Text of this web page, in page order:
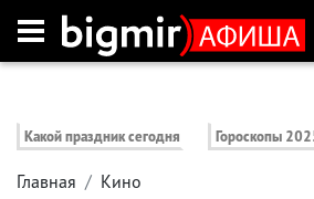
Какой праздник сегодня Гороскопы
Главная Кино